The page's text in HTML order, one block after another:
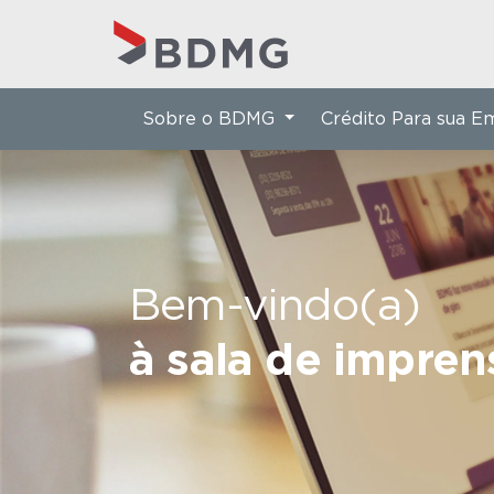
Bem-vindo(a)
à sala de
Sobre o BDMG Crédito Para sua